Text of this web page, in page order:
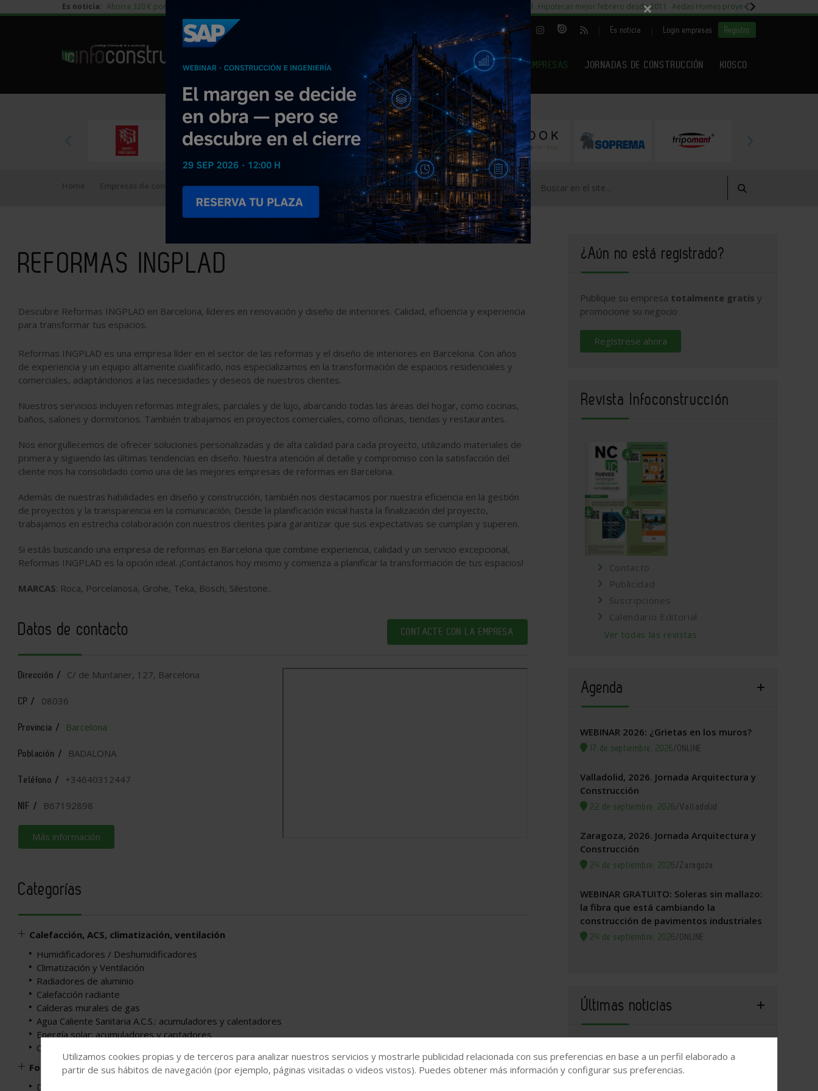
Es noticia: Ahorra 320 € por vivienda en edificación residencial 29% cambiar al alquiler temporal Hipotecas mejor febrero desde 2011 Aedas Homes proyecto Fiora
| Es noticia Login empresas Registro
NOTICIAS PRODUCTOS AGENDA ARTÍCULOS EMPRESAS JORNADAS DE CONSTRUCCIÓN KIOSCO
EMPRESAS PREMIUM
Empresas de construcción REFORMAS INGPLAD
REFORMAS INGPLAD
Descubre Reformas INGPLAD en Barcelona, líderes en renovación y diseño de interiores. Calidad, eficiencia y experiencia
para transformar tus espacios.
Reformas INGPLAD es una empresa líder en el sector de las reformas y el diseño de interiores en Barcelona. Con años
de experiencia y un equipo altamente cualificado, nos especializamos en la transformación de espacios residenciales y
comerciales, adaptándonos a las necesidades y deseos de nuestros clientes.
Nuestros servicios incluyen reformas integrales, parciales y de lujo, abarcando todas las áreas del hogar, como cocinas,
baños, salones y dormitorios. También trabajamos en proyectos comerciales, como oficinas, tiendas y restaurantes.
Nos enorgullecemos de ofrecer soluciones personalizadas y de alta calidad para cada proyecto, utilizando materiales de
primera y siguiendo las últimas tendencias en diseño. Nuestra atención al detalle y compromiso con la satisfacción del
cliente nos ha consolidado como una de las mejores empresas de reformas en Barcelona.
Además de nuestras habilidades en diseño y construcción, también nos destacamos por nuestra eficiencia en la gestión
de proyectos y la transparencia en la comunicación. Desde la planificación inicial hasta la finalización del proyecto,
trabajamos en estrecha colaboración con nuestros clientes para garantizar que sus expectativas se cumplan y superen.
Si estás buscando una empresa de reformas en Barcelona que combine experiencia, calidad y un servicio excepcional,
Reformas INGPLAD es la opción ideal. ¡Contáctanos hoy mismo y comienza a planificar la transformación de tus espacios!
MARCAS: Roca, Porcelanosa, Grohe, Teka, Bosch, Silestone..
Datos de contacto CONTACTE CON LA EMPRESA
Dirección / C/ de Muntaner, 127, Barcelona
CP / 08036
Provincia / Barcelona
Población / BADALONA
Teléfono / +34640312447
NIF / B67192898
Más información
Categorías
Calefacción, ACS, climatización, ventilación
Humidificadores / Deshumidificadores
Climatización y Ventilación
Radiadores de aluminio
Calefacción radiante
Calderas murales de gas
Agua Caliente Sanitaria A.C.S.: acumuladores y calentadores
Energía solar: acumuladores y captadores
Calefacción y A.C.S.
Fontanería y depuración
Depuración, tratamiento de aguas, fosas sépticas
¿Aún no está registrado?
Publique su empresa totalmente gratis y
promocione su negocio
Regístrese ahora
Revista Infoconstrucción
Contacto
Publicidad
Suscripciones
Calendario Editorial
Ver todas las revistas
Agenda
WEBINAR 2026: ¿Grietas en los muros?
17 de septiembre, 2026/ONLINE
Valladolid, 2026. Jornada Arquitectura y
Construcción
22 de septiembre, 2026/Valladolid
Zaragoza, 2026. Jornada Arquitectura y
Construcción
24 de septiembre, 2026/Zaragoza
WEBINAR GRATUITO: Soleras sin mallazo:
la fibra que está cambiando la
construcción de pavimentos industriales
24 de septiembre, 2026/ONLINE
Últimas noticias
El elevado precio de la vivienda impulsa
el interés por vivir en municipios rurales
El Cgate aclara que la reciente sentencia
Utilizamos cookies propias y de terceros para analizar nuestros servicios y mostrarle publicidad relacionada con sus preferencias en base a un perfil elaborado a
partir de sus hábitos de navegación (por ejemplo, páginas visitadas o videos vistos). Puedes obtener más información y configurar sus preferencias.
×